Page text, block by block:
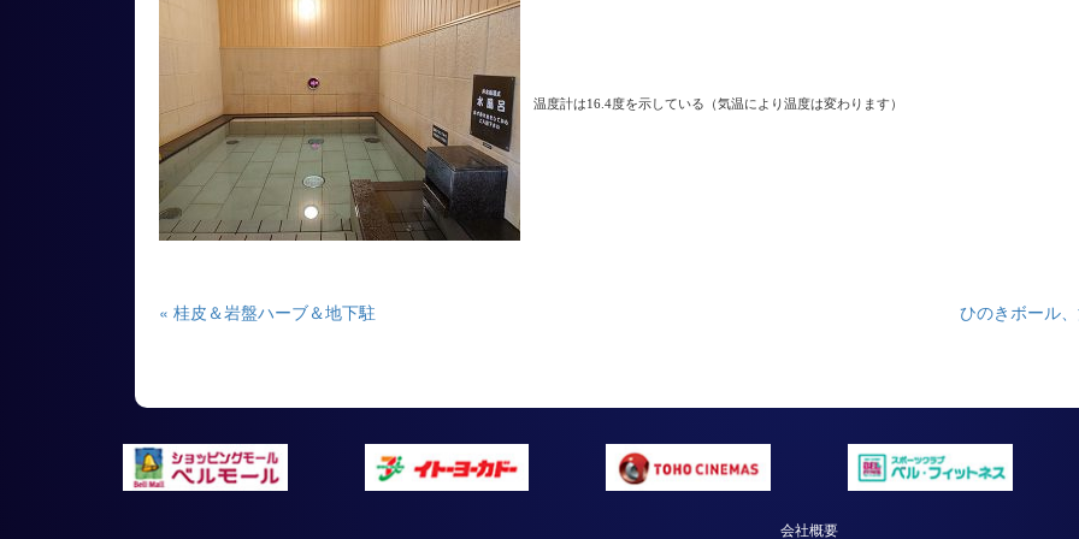
温度計は16.4度を示している（気温により温度は変わります）
« 桂皮＆岩盤ハーブ＆地下駐 ひのきボール
会社概要